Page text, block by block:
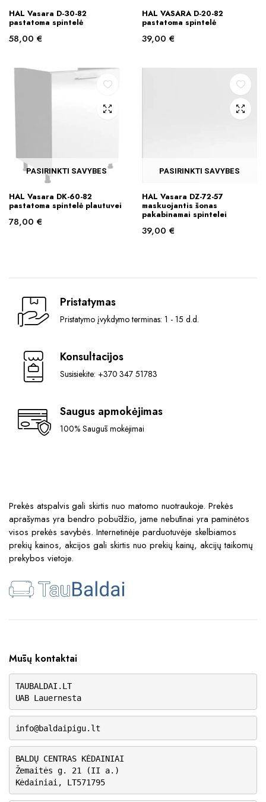
product
has
the
product
page
HAL Vasara D-30-82
pastatoma spintelė
58,00 €
HAL VASARA D-20-82
pastatoma spintelė
39,00 €
PASIRINKTI SAVYBES
product
has
options
chosen
product
page
HAL Vasara DK-60-82
pastatoma spintelė plautuvei
78,00 €
PASIRINKTI SAVYBES
product
has
multiple
options
chosen
page
HAL Vasara DZ-72-57
maskuojantis šonas
pakabinamai spintelei
39,00 €
Pristatymas
Pristatymo įvykdymo terminas: 1 - 15 d.d.
Konsultacijos
Susisiekite: +370 347 51783
Saugus apmokėjimas
100% Saugūs mokėjimai
Prekės atspalvis gali skirtis nuo matomo nuotraukoje. Prekės
aprašymas yra bendro pobūdžio, jame nebūtinai yra paminėtos
visos prekės savybės. Internetinėje parduotuvėje skelbiamos
prekių kainos, akcijos gali skirtis nuo prekių kainų, akcijų taikomų
prekybos vietoje.
Mūsų kontaktai
TAUBALDAI.LT
UAB Lauernesta
info@baldaipigu.lt
BALDŲ CENTRAS KĖDAINIAI
Žemaitės g. 21 (II a.)
Kėdainiai, LT571795